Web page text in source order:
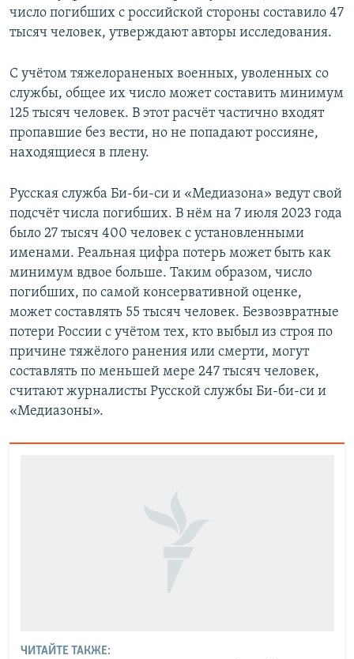
число погибших с российской стороны составило 47
тысяч человек, утверждают авторы исследования.
С учётом тяжелораненых военных, уволенных со
службы, общее их число может составить минимум
125 тысяч человек. В этот расчёт частично входят
пропавшие без вести, но не попадают россияне,
находящиеся в плену.
Русская служба Би-би-си и «Медиазона» ведут свой
подсчёт числа погибших. В нём на 7 июля 2023 года
было 27 тысяч 400 человек с установленными
именами. Реальная цифра потерь может быть как
минимум вдвое больше. Таким образом, число
погибших, по самой консервативной оценке,
может составлять 55 тысяч человек. Безвозвратные
потери России с учётом тех, кто выбыл из строя по
причине тяжёлого ранения или смерти, могут
составлять по меньшей мере 247 тысяч человек,
считают журналисты Русской службы Би-би-си и
«Медиазоны».
ЧИТАЙТЕ ТАКЖЕ: